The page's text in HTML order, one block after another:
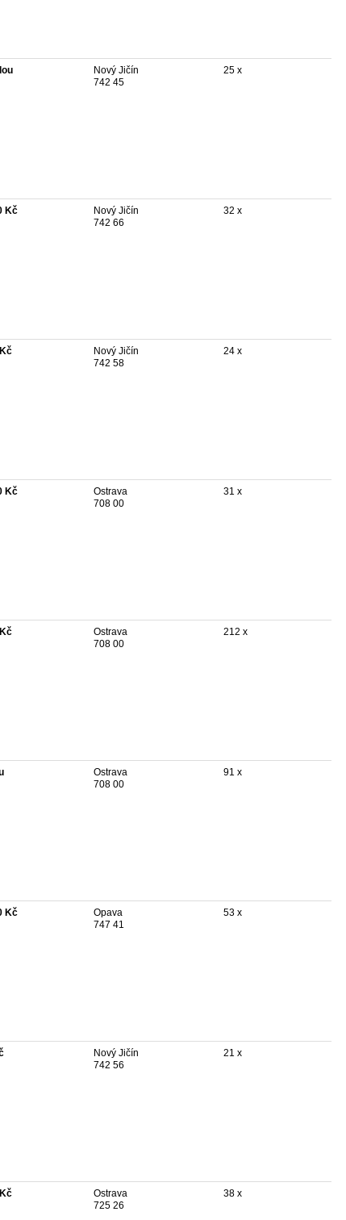
Nový Jičín
742 45
25 x
Kč
Nový Jičín
742 66
32 x
Nový Jičín
742 58
24 x
Kč
Ostrava
708 00
31 x
Ostrava
708 00
212 x
Ostrava
708 00
91 x
Kč
Opava
747 41
53 x
Nový Jičín
742 56
21 x
Ostrava
725 26
38 x